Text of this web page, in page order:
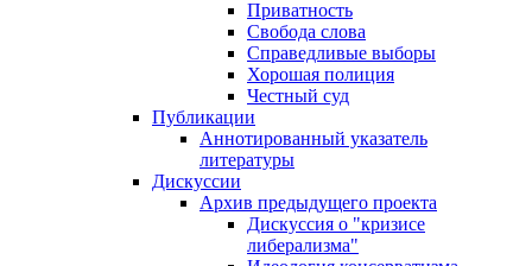
Приватность
Свобода слова
Справедливые выборы
Хорошая полиция
Честный суд
Публикации
Аннотированный указатель
литературы
Дискуссии
Архив предыдущего проекта
Дискуссия о "кризисе
либерализма"